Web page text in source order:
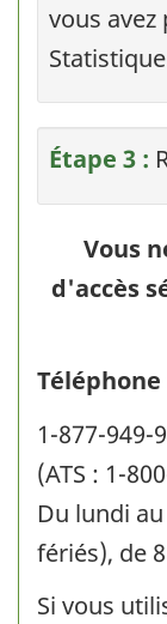
vous
Étape 3 :
Vous
d'accès
Téléphone
1-877-949-
(ATS : 1-
Du lundi
fériés), de
Si vous